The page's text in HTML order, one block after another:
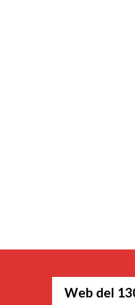
Web del